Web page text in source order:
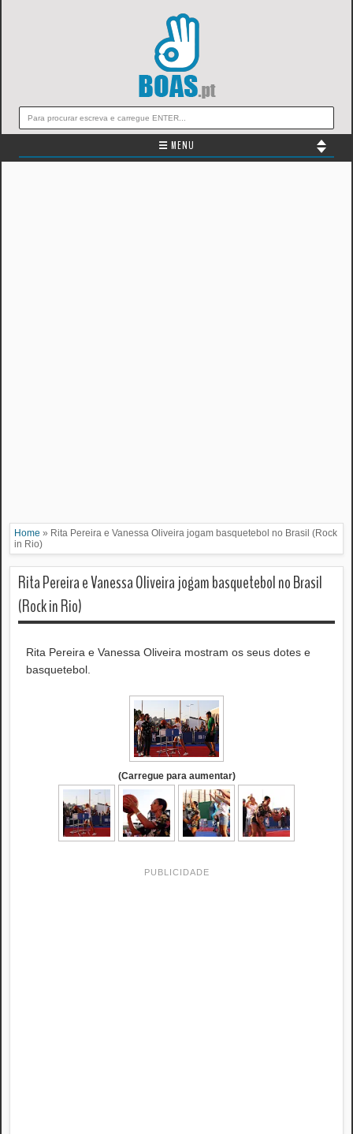
☰ MENU
Home » Rita Pereira e Vanessa Oliveira jogam basquetebol no Brasil (Rock
in Rio)
Rita Pereira e Vanessa Oliveira jogam basquetebol no Brasil
(Rock in Rio)
Rita Pereira e Vanessa Oliveira mostram os seus dotes e
basquetebol.
(Carregue para aumentar)
PUBLICIDADE